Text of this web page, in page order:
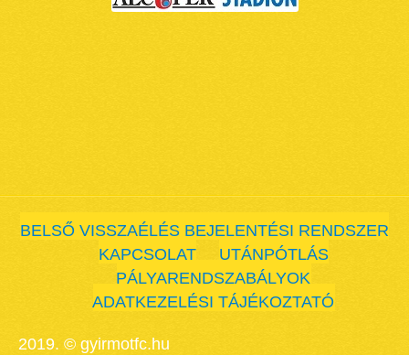
BELSŐ VISSZAÉLÉS BEJELENTÉSI RENDSZER
KAPCSOLAT
UTÁNPÓTLÁS
PÁLYARENDSZABÁLYOK
ADATKEZELÉSI TÁJÉKOZTATÓ
2019. © gyirmotfc.hu